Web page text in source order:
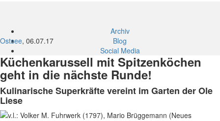
Archiv
Blog
Social Media
Ostsee, 06.07.17
Küchenkarussell mit Spitzenköchen
geht in die nächste Runde!
Kulinarische Superkräfte vereint im Garten der Ole
Liese